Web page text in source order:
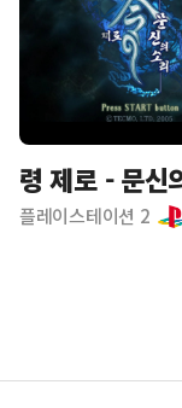
령 제로 - 문신
플레이스테이션 2